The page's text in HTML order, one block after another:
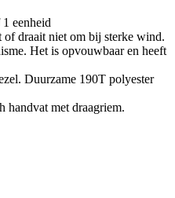
eenheid
of draait niet om bij sterke wind.
Het is opvouwbaar en heeft
Duurzame 190T polyester
handvat met draagriem.